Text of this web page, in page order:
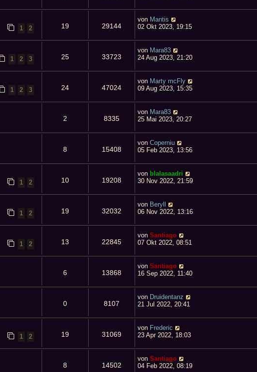
1 2 19 29144
von Mantis
02 Okt 2023, 19:15
1 2 3 25 33723
von Mara83
24 Aug 2023, 21:20
1 2 3 24 47024
von Marty mcFly
09 Aug 2023, 15:35
2 8335
von Mara83
25 Mai 2023, 20:27
8 15408
von Coperniu
05 Feb 2023, 13:56
1 2 10 19208
von blalasaadri
30 Nov 2022, 21:59
1 2 19 32032
von Beryll
06 Nov 2022, 13:16
1 2 13 22845
von Santiago
07 Okt 2022, 08:51
6 13868
von Santiago
16 Sep 2022, 11:40
0 8107
von Druidentanz
21 Jul 2022, 20:41
1 2 19 31069
von Frederic
23 Apr 2022, 18:03
8 14502
von Santiago
04 Feb 2022, 08:19